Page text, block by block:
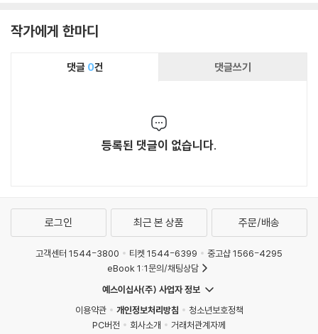
작가에게 한마디
댓글 0건 댓글쓰기
등록된 댓글이 없습니다.
로그인 최근 본 상품 주문/배송
고객센터 1544-3800 티켓 1544-6399
중고샵 1566-4295
eBook 1:1문의/채팅상담
예스이십사(주) 사업자 정보
이용약관
개인정보처리방침
청소년보호정책
PC버전
회사소개 거래처관계자께